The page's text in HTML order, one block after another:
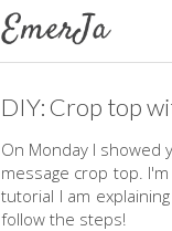
DIY: Crop top
On Monday I showed
message crop top.
tutorial I am
follow the steps!